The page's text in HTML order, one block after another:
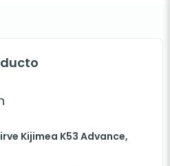
Kijimea K53 Advance,